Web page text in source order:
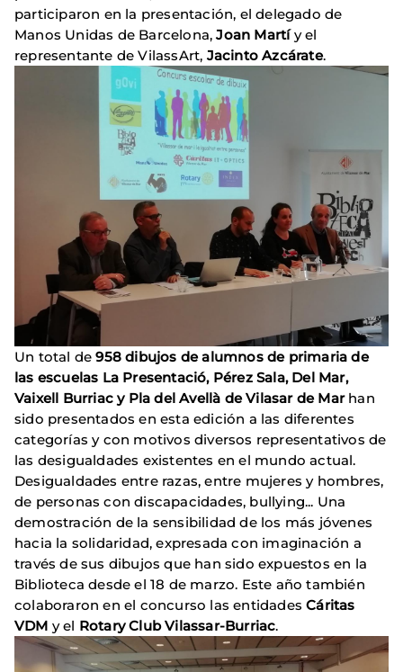
participaron en la presentación, el delegado de
Manos Unidas de Barcelona, ​​Joan Martíy el
representante de VilassArt, Jacinto Azcárate.
Un total de958 dibujos de alumnos de primaria de
las escuelas La Presentació, Pérez Sala, Del Mar,
Vaixell Burriac y Pla del Avellà de Vilasar de Marhan
sido presentados en esta edición a las diferentes
categorías y con motivos diversos representativos de
las desigualdades existentes en el mundo actual.
Desigualdades entre razas, entre mujeres y hombres,
de personas con discapacidades, bullying... Una
demostración de la sensibilidad de los más jóvenes
hacia la solidaridad, expresada con imaginación a
través de sus dibujos que han sido expuestos en la
Biblioteca desde el 18 de marzo. Este año también
colaboraron en el concurso las entidadesCáritas
VDM y el Rotary Club Vilassar-Burriac.